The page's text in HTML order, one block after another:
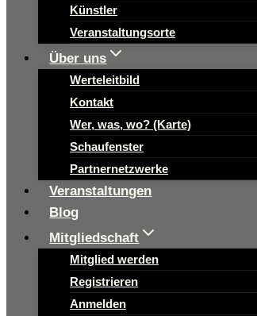
Künstler
Veranstaltungsorte
Über uns
Werteleitbild
Kontakt
Wer, was, wo? (Karte)
Schaufenster
Partnernetzwerke
Veranstaltungen
Blog
Mitgliedschaft
Mitglied werden
Registrieren
Anmelden